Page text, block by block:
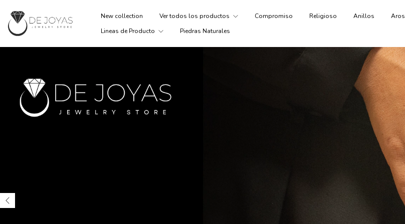
New collection Ver todos los productos Compromiso Religioso Anillos Aros
Lineas de Producto
Piedras Naturales